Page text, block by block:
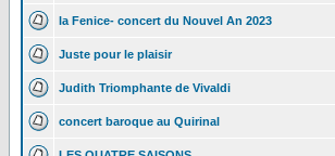
la Fenice- concert du Nouvel An 2023
Juste pour le plaisir
Judith Triomphante de Vivaldi
concert baroque au Quirinal